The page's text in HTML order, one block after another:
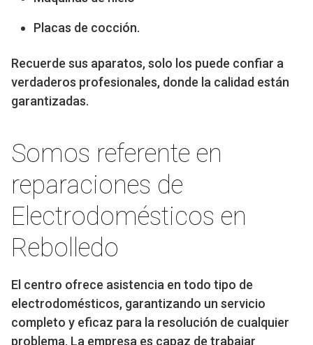
Placas de cocción.
Recuerde sus aparatos, solo los puede confiar a
verdaderos profesionales, donde la calidad están
garantizadas.
Somos referente en
reparaciones de
Electrodomésticos en
Rebolledo
El centro ofrece asistencia en todo tipo de
electrodomésticos, garantizando un servicio
completo y eficaz para la resolución de cualquier
problema. La empresa es capaz de trabajar